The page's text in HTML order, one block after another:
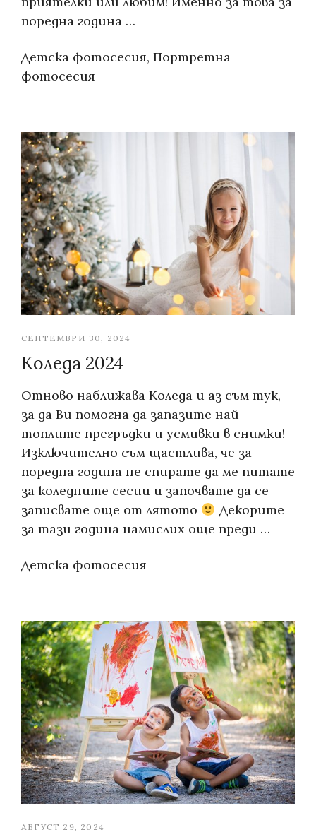
поредна година …
Categories:
Детска фотосесия, Портретна
фотосесия
СЕПТЕМВРИ 30, 2024
Коледа 2024
Отново наближава Коледа и аз съм тук,
за да Ви помогна да запазите най-
топлите прегръдки и усмивки в снимки!
Изключително съм щастлива, че за
поредна година не спирате да ме питате
за коледните сесии и започвате да се
записвате още от лятото
Декорите
за тази година намислих още преди …
Categories:
Детска фотосесия
АВГУСТ 29, 2024